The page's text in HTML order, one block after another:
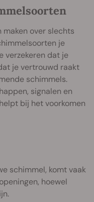
maken over slechts
je
verzekeren dat je
je vertrouwd raakt
schimmels.
signalen en
bij het voorkomen
schimmel, komt vaak
hoewel